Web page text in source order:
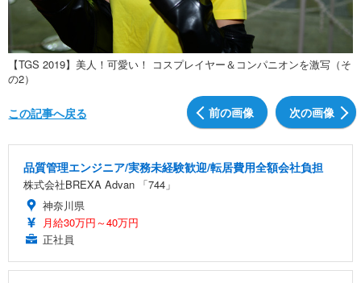
【TGS 2019】美人！可愛い！ コスプレイヤー＆コンパニオンを激写（そ
の2）
前の画像 次の画像
この記事へ戻る
品質管理エンジニア/実務未経験歓迎/転居費用全額会社負担
株式会社BREXA Advan 「744」
神奈川県
月給30万円～40万円
正社員